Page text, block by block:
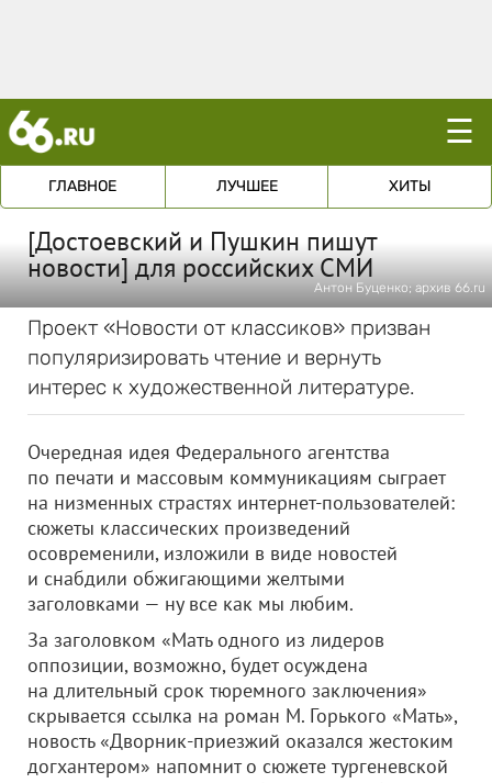
☰
ГЛАВНОЕ ЛУЧШЕЕ ХИТЫ
[Достоевский и Пушкин пишут
новости] для российских СМИ
Антон Буценко; архив 66.ru
Проект «Новости от классиков» призван
популяризировать чтение и вернуть
интерес к художественной литературе.
Очередная идея Федерального агентства
по печати и массовым коммуникациям сыграет
на низменных страстях интернет-пользователей:
сюжеты классических произведений
осовременили, изложили в виде новостей
и снабдили обжигающими желтыми
заголовками — ну все как мы любим.
За заголовком «Мать одного из лидеров
оппозиции, возможно, будет осуждена
на длительный срок тюремного заключения»
скрывается ссылка на роман М. Горького «Мать»,
новость «Дворник-приезжий оказался жестоким
догхантером» напомнит о сюжете тургеневской